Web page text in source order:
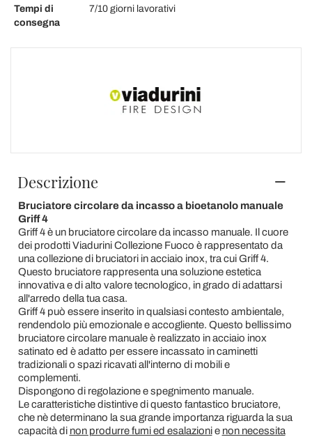
Tempi di
consegna
7/10 giorni lavorativi
Descrizione
Bruciatore circolare da incasso a bioetanolo manuale
Griff 4
Griff 4 è un bruciatore circolare da incasso manuale. Il cuore
dei prodotti Viadurini Collezione Fuoco è rappresentato da
una collezione di bruciatori in acciaio inox, tra cui Griff 4.
Questo bruciatore rappresenta una soluzione estetica
innovativa e di alto valore tecnologico, in grado di adattarsi
all'arredo della tua casa.
Griff 4 può essere inserito in qualsiasi contesto ambientale,
rendendolo più emozionale e accogliente. Questo bellissimo
bruciatore circolare manuale è realizzato in acciaio inox
satinato ed è adatto per essere incassato in caminetti
tradizionali o spazi ricavati all'interno di mobili e
complementi.
Dispongono di regolazione e spegnimento manuale.
Le caratteristiche distintive di questo fantastico bruciatore,
che nè determinano la sua grande importanza riguarda la sua
capacità di non produrre fumi ed esalazionie non necessita